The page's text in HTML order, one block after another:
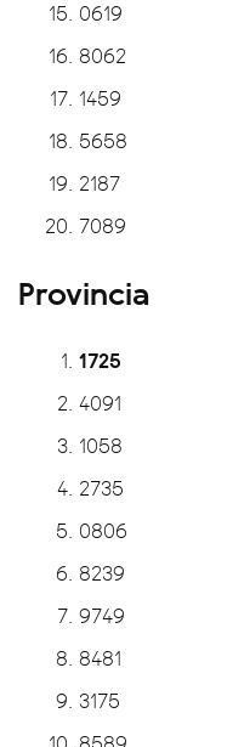
0619
8062
1459
5658
2187
7089
Provincia
1725
4091
1058
2735
0806
8239
9749
8481
3175